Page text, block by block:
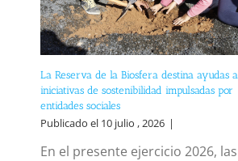
La Reserva de la Biosfera destina ayudas a
iniciativas de sostenibilidad impulsadas por
entidades sociales
Publicado el 10 julio , 2026 |
En el presente ejercicio 2026, las